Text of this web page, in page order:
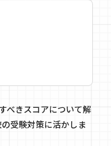
べきスコアについて解
受験対策に活かしま